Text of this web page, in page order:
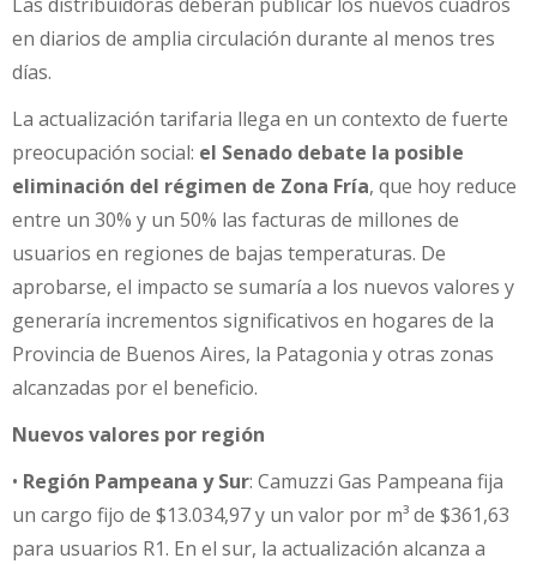
en diarios de amplia circulación durante al menos tres
días.
La actualización tarifaria llega en un contexto de fuerte
preocupación social: el Senado debate la posible
eliminación del régimen de Zona Fría, que hoy reduce
entre un 30% y un 50% las facturas de millones de
usuarios en regiones de bajas temperaturas. De
aprobarse, el impacto se sumaría a los nuevos valores y
generaría incrementos significativos en hogares de la
Provincia de Buenos Aires, la Patagonia y otras zonas
alcanzadas por el beneficio.
Nuevos valores por región
• Región Pampeana y Sur: Camuzzi Gas Pampeana fija
un cargo fijo de $13.034,97 y un valor por m³ de $361,63
para usuarios R1. En el sur, la actualización alcanza a